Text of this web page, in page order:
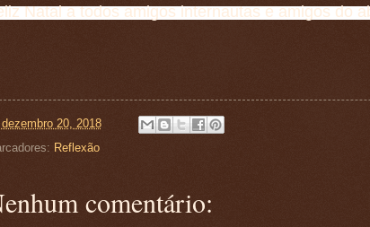
Natal a todos amigos internautas e amigos do
dezembro 20, 2018
Reflexão
comentário: